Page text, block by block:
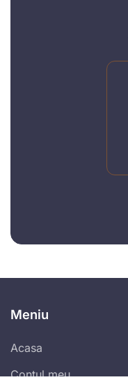
Meniu
Acasa
Contul meu